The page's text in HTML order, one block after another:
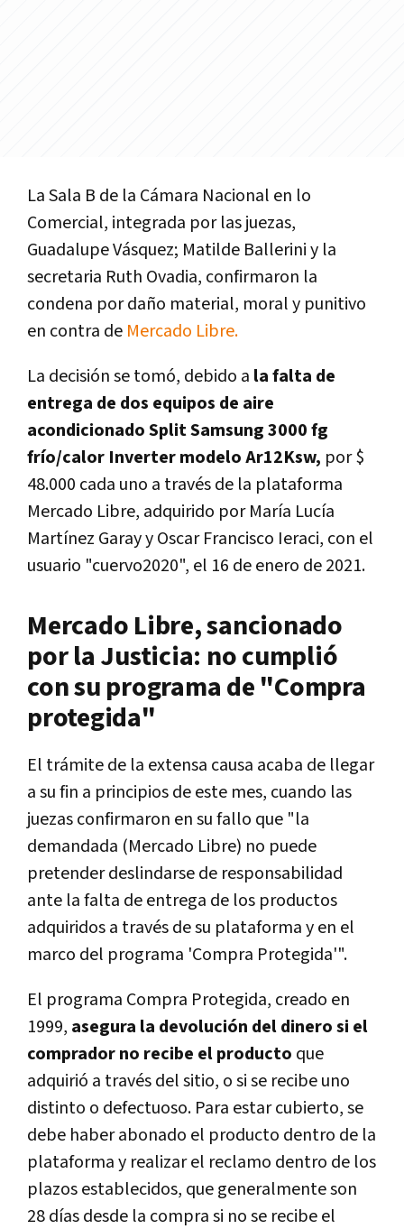
La Sala B de la Cámara Nacional en lo
Comercial, integrada por las juezas,
Guadalupe Vásquez; Matilde Ballerini y la
secretaria Ruth Ovadia, confirmaron la
condena por daño material, moral y punitivo
en contra de Mercado Libre.
La decisión se tomó, debido a la falta de
entrega de dos equipos de aire
acondicionado Split Samsung 3000 fg
frío/calor Inverter modelo Ar12Ksw, por $
48.000 cada uno a través de la plataforma
Mercado Libre, adquirido por María Lucía
Martínez Garay y Oscar Francisco Ieraci, con el
usuario "cuervo2020", el 16 de enero de 2021.
Mercado Libre, sancionado
por la Justicia: no cumplió
con su programa de "Compra
protegida"
El trámite de la extensa causa acaba de llegar
a su fin a principios de este mes, cuando las
juezas confirmaron en su fallo que "la
demandada (Mercado Libre) no puede
pretender deslindarse de responsabilidad
ante la falta de entrega de los productos
adquiridos a través de su plataforma y en el
marco del programa 'Compra Protegida'".
El programa Compra Protegida, creado en
1999, asegura la devolución del dinero si el
comprador no recibe el producto que
adquirió a través del sitio, o si se recibe uno
distinto o defectuoso. Para estar cubierto, se
debe haber abonado el producto dentro de la
plataforma y realizar el reclamo dentro de los
plazos establecidos, que generalmente son
28 días desde la compra si no se recibe el